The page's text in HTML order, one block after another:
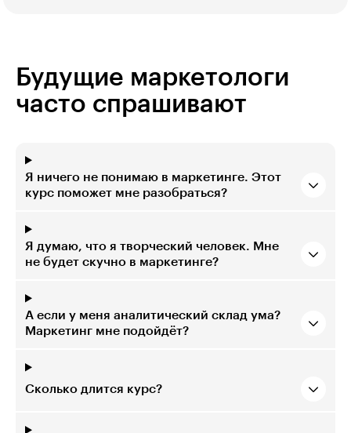
Будущие маркетологи
часто спрашивают
Я ничего не понимаю в маркетинге. Этот
курс поможет мне разобраться?
Я думаю, что я творческий человек. Мне
не будет скучно в маркетинге?
А если у меня аналитический склад ума?
Маркетинг мне подойдёт?
Сколько длится курс?